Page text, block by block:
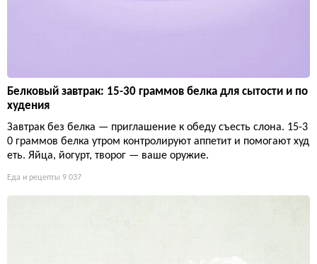
Белковый завтрак: 15-30 граммов белка для сытости и по
худения
Завтрак без белка — приглашение к обеду съесть слона. 15-3
0 граммов белка утром контролируют аппетит и помогают худ
еть. Яйца, йогурт, творог — ваше оружие.
Еда и рецепты 9 037